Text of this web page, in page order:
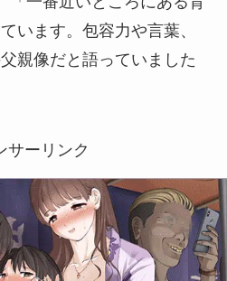
います。包容力や言葉、
親像だと語っていました
サーリンク